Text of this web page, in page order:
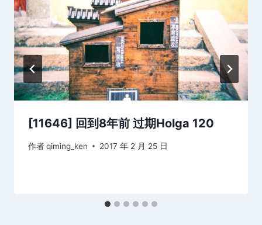
[11646] 回到8年前 过期Holga 120
作者qiming_ken 2017 年 2 月 25 日